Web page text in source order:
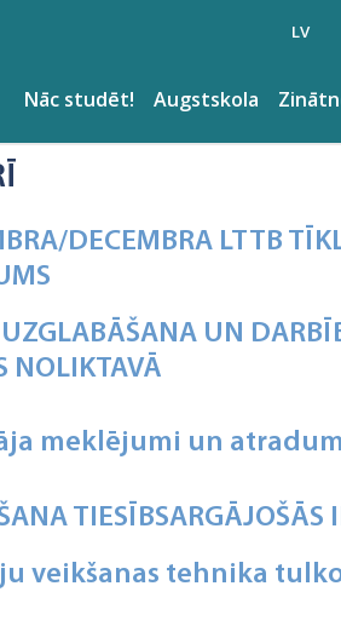
LV
Augstskola
Nāc studēt!
DECEMBRA LTTB
UN
NOLIKTAVĀ
meklējumi un
TIESĪBSARGĀJOŠĀS
veikšanas tehnika